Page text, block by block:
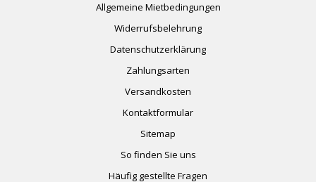
Allgemeine Mietbedingungen
Widerrufsbelehrung
Datenschutzerklärung
Zahlungsarten
Versandkosten
Kontaktformular
Sitemap
So finden Sie uns
Häufig gestellte Fragen